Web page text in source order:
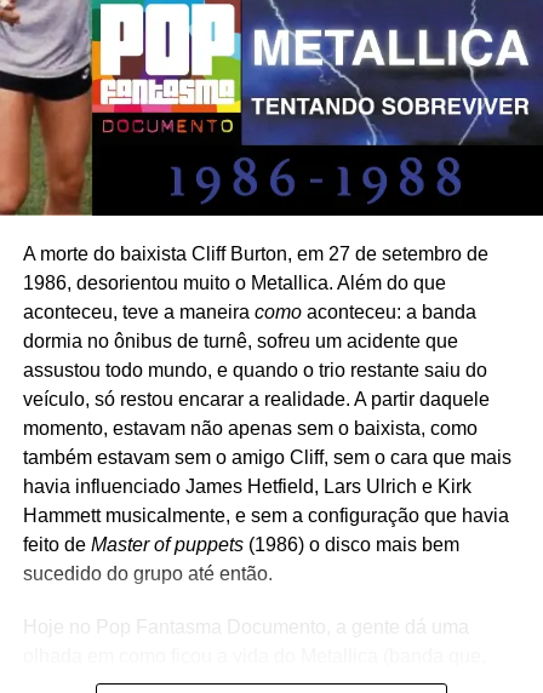
A versão poderia ser uma bela pirataria, mas vira oficial
nesse mês: vai aparecer em uma reedição deA way of
life, prevista para o dia 26. A edição de luxo estará
USAe em CD com quatro faixas bônus, além do formato
digital. O material extra inclui versões ao vivo de
DevastationeCheree, bem como uma versão inicial de
estúdio deDominic Christ. O pesquisador Jared Artaud
encontrou as faixas enquanto trabalhava no arquivo de
Vega, após a morte do cantor em 2016.
A morte do baixista Cliff Burton, em 27 de setembro de
1986, desorientou muito o Metallica. Além do que
aconteceu, teve a maneira comoaconteceu: a banda
dormia no ônibus de turnê, sofreu um acidente que
assustou todo mundo, e quando o trio restante saiu do
veículo, só restou encarar a realidade. A partir daquele
momento, estavam não apenas sem o baixista, como
também estavam sem o amigo Cliff, sem o cara que mais
havia influenciado James Hetfield, Lars Ulrich e Kirk
Hammett musicalmente, e sem a configuração que havia
feito de Master of puppets(1986) o disco mais bem
sucedido do grupo até então.
Hoje no Pop Fantasma Documento, a gente dá uma
você deve saber, está lançando disco novo,72 seasons